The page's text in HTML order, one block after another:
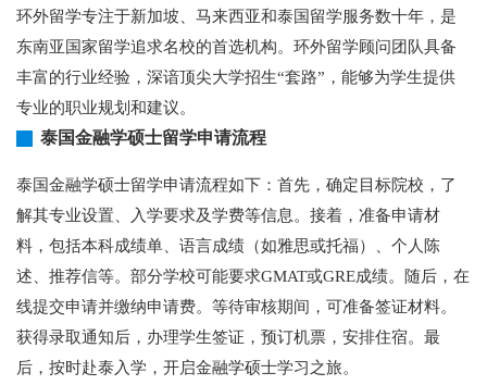
环外留学专注于新加坡、马来西亚和泰国留学服务数十年，是
东南亚国家留学追求名校的首选机构。环外留学顾问团队具备
丰富的行业经验，深谙顶尖大学招生“套路”，能够为学生提供
专业的职业规划和建议。
泰国金融学硕士留学申请流程
泰国金融学硕士留学申请流程如下：首先，确定目标院校，了
解其专业设置、入学要求及学费等信息。接着，准备申请材
料，包括本科成绩单、语言成绩（如雅思或托福）、个人陈
述、推荐信等。部分学校可能要求GMAT或GRE成绩。随后，在
线提交申请并缴纳申请费。等待审核期间，可准备签证材料。
获得录取通知后，办理学生签证，预订机票，安排住宿。最
后，按时赴泰入学，开启金融学硕士学习之旅。